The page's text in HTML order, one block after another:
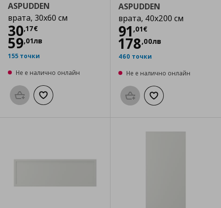
ASPUDDEN
врата, 30x60 см
30,17€
Цена
59,01лв
155 точки
Не е налично онлайн
Προσθήκη στο καλάθι
Добави към списъка с любими
ASPUDDEN
врата, 40x200 см
91 ,01€
Цена
178,00лв
460 точки
Не е налично онлайн
Προσθήκη στο καλάθι
Добави към